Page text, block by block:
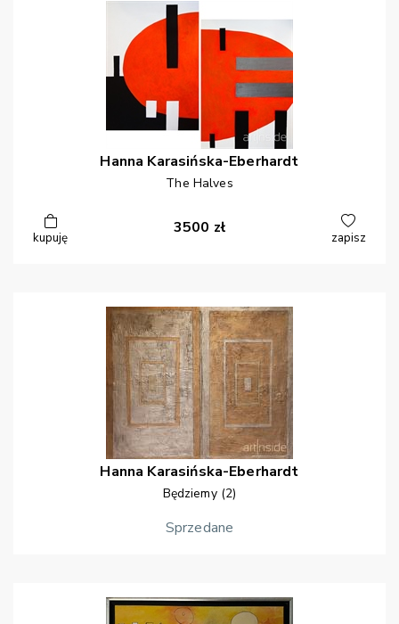
Hanna Karasińska-Eberhardt
The Halves
kupuję
3500 zł
zapisz
Hanna Karasińska-Eberhardt
Będziemy (2)
Sprzedane